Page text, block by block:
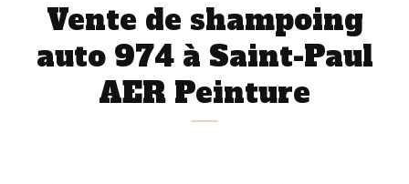
Vente de shampoing
auto 974 à Saint-Paul
AER Peinture